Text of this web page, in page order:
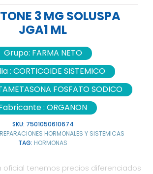
3 MG SOLUSPA
JGA1 ML
Grupo: FARMA NETO
: CORTICOIDE SISTEMICO
FOSFATO SODICO
: ORGANON
SKU: 7501050610674
HORMONALES Y SISTEMICAS
TAG: HORMONAS
oficial tenemos precios diferenciados